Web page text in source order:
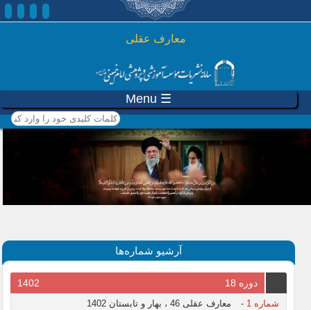
رفتن به محتوای اصلی
معارف عقلی
☰ Menu
کلمات کلیدی خود را وارد
کنید
آرشیو شماره‌ها
دوره 18 1402
شماره 1 - معارف عقلی 46 ، بهار و تابستان 1402